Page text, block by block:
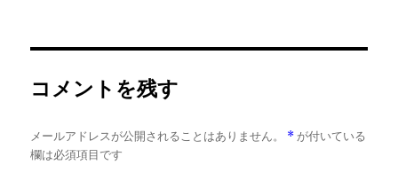
コメントを残す
メールアドレスが公開されることはありません。 * が付いている
欄は必須項目です